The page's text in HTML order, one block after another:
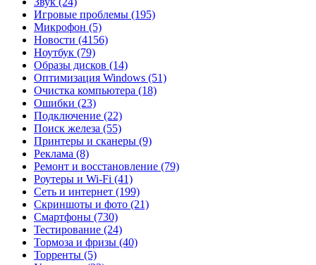
Игровые проблемы (195)
Микрофон (5)
Новости (4156)
Ноутбук (79)
Образы дисков (14)
Оптимизация Windows (51)
Очистка компьютера (18)
Ошибки (23)
Подключение (22)
Поиск железа (55)
Принтеры и сканеры (9)
Реклама (8)
Ремонт и восстановление (79)
Роутеры и Wi-Fi (41)
Сеть и интернет (199)
Скриншоты и фото (21)
Смартфоны (730)
Тестирование (24)
Тормоза и фризы (40)
Торренты (5)